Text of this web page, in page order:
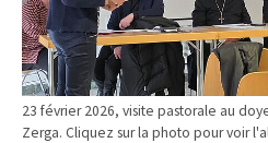
23 février 2026, visite pastorale au
Zerga. Cliquez sur la photo pour voir